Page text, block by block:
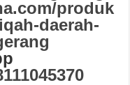
produk
daerah-